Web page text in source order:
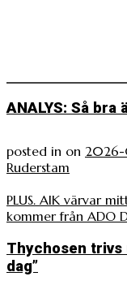
ANALYS: Så bra
posted in on
Ruderstam
PLUS. AIK värvar
kommer från ADO
Thychosen trivs
dag”